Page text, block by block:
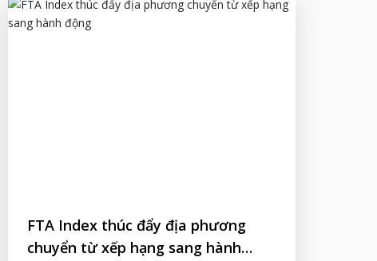
FTA Index thúc đẩy địa phương
chuyển từ xếp hạng sang hành